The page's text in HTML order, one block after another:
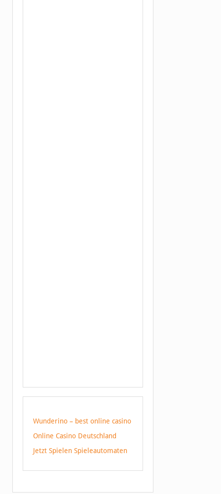
Wunderino – best online casino
Online Casino Deutschland
Jetzt Spielen Spieleautomaten